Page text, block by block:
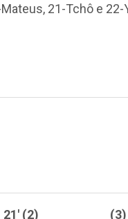
21-Tchô e 22-
21' (2)